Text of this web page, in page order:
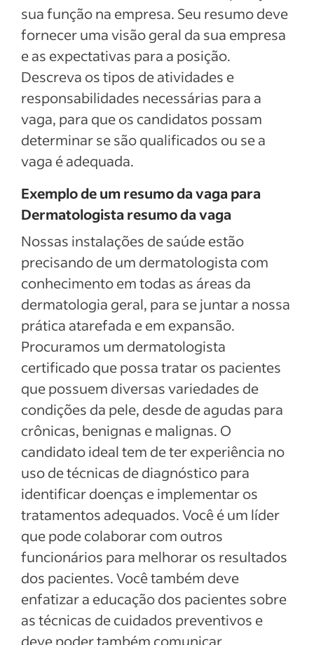
sua função na empresa. Seu resumo deve
fornecer uma visão geral da sua empresa
e as expectativas para a posição.
Descreva os tipos de atividades e
responsabilidades necessárias para a
vaga, para que os candidatos possam
determinar se são qualificados ou se a
vaga é adequada.
Exemplo de um resumo da vaga para
Dermatologista resumo da vaga
Nossas instalações de saúde estão
precisando de um dermatologista com
conhecimento em todas as áreas da
dermatologia geral, para se juntar a nossa
prática atarefada e em expansão.
Procuramos um dermatologista
certificado que possa tratar os pacientes
que possuem diversas variedades de
condições da pele, desde de agudas para
crônicas, benignas e malignas. O
candidato ideal tem de ter experiência no
uso de técnicas de diagnóstico para
identificar doenças e implementar os
tratamentos adequados. Você é um líder
que pode colaborar com outros
funcionários para melhorar os resultados
dos pacientes. Você também deve
enfatizar a educação dos pacientes sobre
as técnicas de cuidados preventivos e
deve poder também comunicar